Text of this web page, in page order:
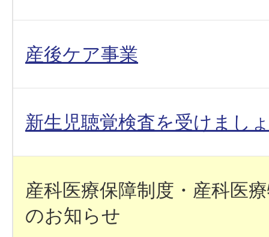
産後ケア事業
新生児聴覚検査を受けまし
産科医療保障制度・産科医
のお知らせ